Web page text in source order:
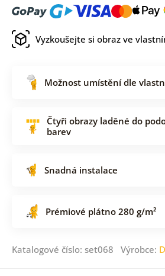
Vyzkoušejte si obraz ve
Možnost umístění dle
Čtyři obrazy laděné do
barev
Snadná instalace
Prémiové plátno 280 g/m²
Katalogové číslo: set068 Výrobce: